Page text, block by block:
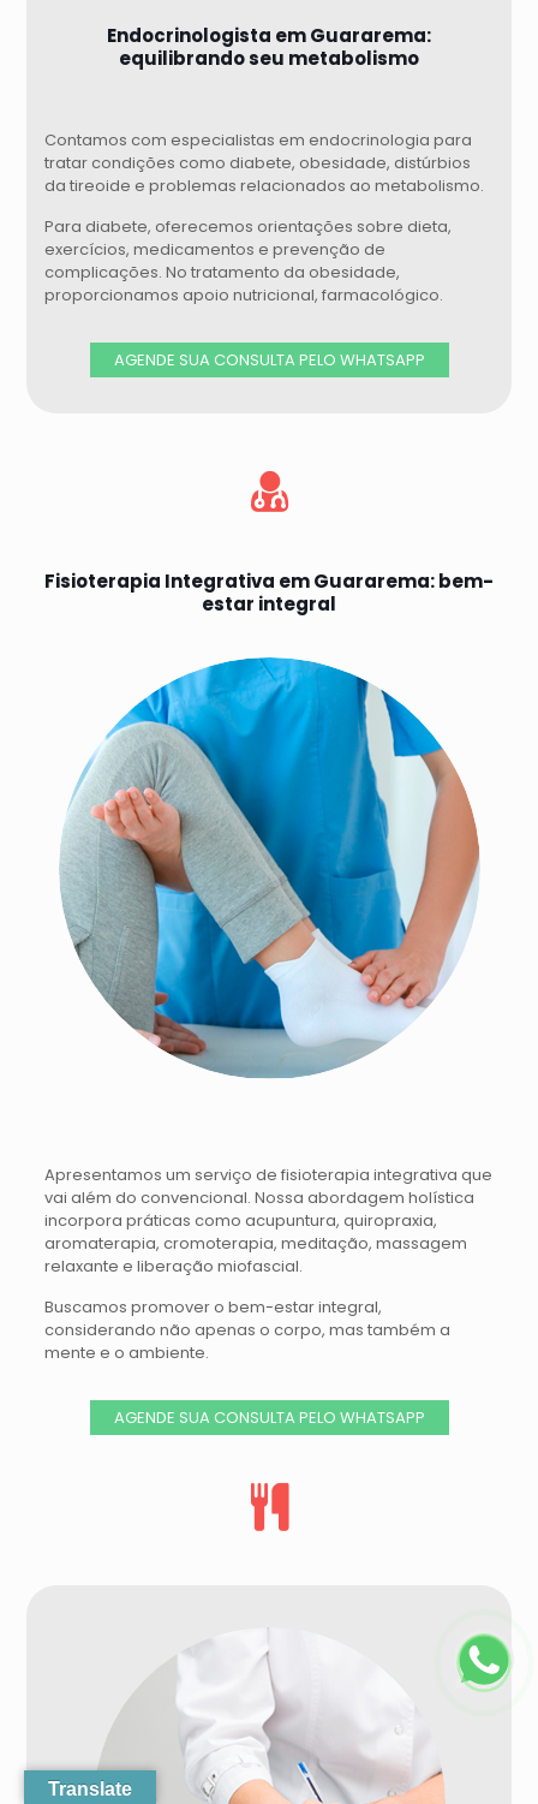
Endocrinologista em Guararema:
equilibrando seu metabolismo
Contamos com especialistas em endocrinologia para
tratar condições como diabete, obesidade, distúrbios
da tireoide e problemas relacionados ao metabolismo.
Para diabete, oferecemos orientações sobre dieta,
exercícios, medicamentos e prevenção de
complicações. No tratamento da obesidade,
proporcionamos apoio nutricional, farmacológico.
AGENDE SUA CONSULTA PELO WHATSAPP
Fisioterapia Integrativa em Guararema: bem-
estar integral
Apresentamos um serviço de fisioterapia integrativa que
vai além do convencional. Nossa abordagem holística
incorpora práticas como acupuntura, quiropraxia,
aromaterapia, cromoterapia, meditação, massagem
relaxante e liberação miofascial.
Buscamos promover o bem-estar integral,
considerando não apenas o corpo, mas também a
mente e o ambiente.
AGENDE SUA CONSULTA PELO WHATSAPP
Translate